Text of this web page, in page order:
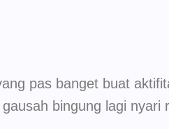
pas banget buat
bingung lagi